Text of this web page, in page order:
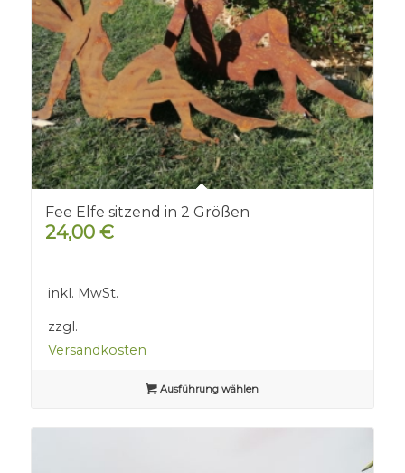
Fee Elfe sitzend in 2 Größen
24,00 €
inkl. MwSt.
zzgl.
Versandkosten
Ausführung wählen